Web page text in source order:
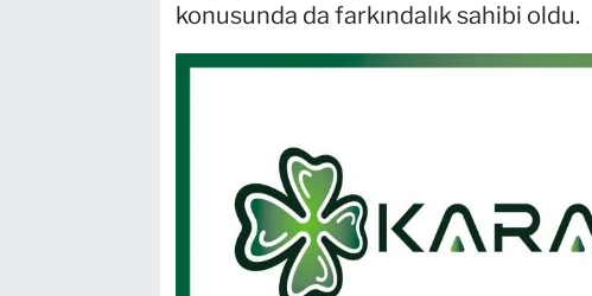
konusunda da farkındalık sahibi oldu.